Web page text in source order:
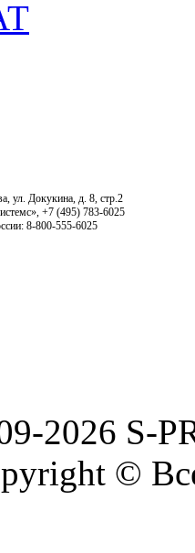
ул. Докукина, д. 8, стр.2
, +7 (495) 783-6025
8-800-555-6025
2026 S-
©